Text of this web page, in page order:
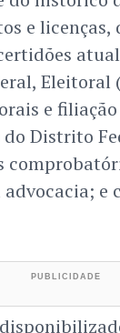
e licenças,
Eleitoral
e
Distrito
advocacia; e